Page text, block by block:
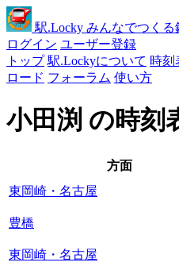
駅.Locky みんなでつくる
ログイン ユーザー登録
トップ 駅.Lockyについて 時刻
ロード フォーラム 使い方
小田渕 の時刻
方面
東岡崎・名古屋
豊橋
東岡崎・名古屋